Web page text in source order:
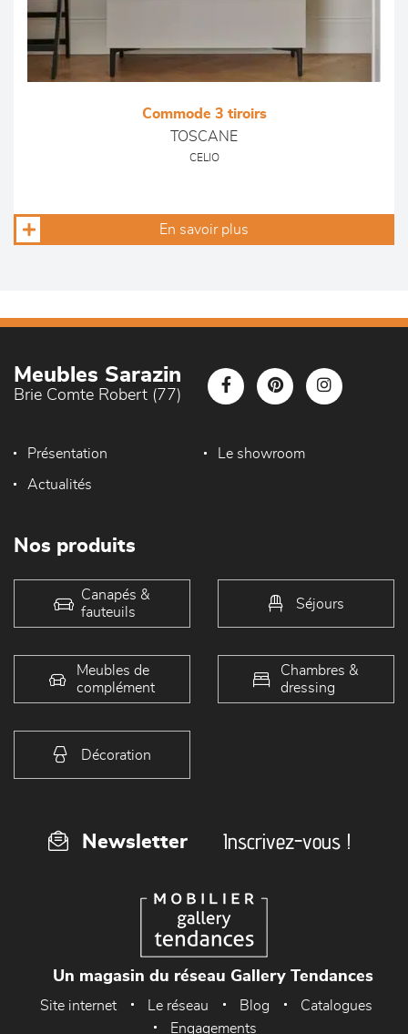
Commode 3 tiroirs
TOSCANE
CELIO
En savoir plus
Meubles Sarazin
Brie Comte Robert (77)
Présentation Le showroom
Actualités
Nos produits
Canapés &
fauteuils
Séjours
Meubles de
complément
Chambres &
dressing
Décoration
Newsletter Inscrivez-vous !
Un magasin du réseau Gallery Tendances
Site internet Le réseau Blog
Catalogues
Engagements